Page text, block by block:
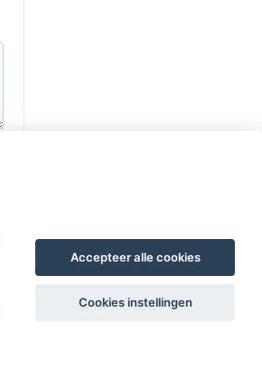
Accepteer alle cookies
Cookies instellingen